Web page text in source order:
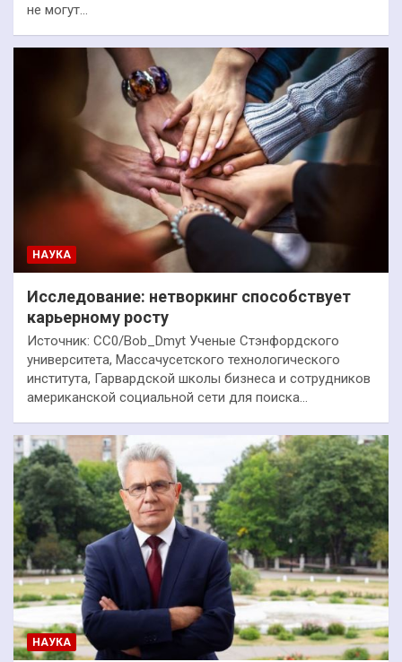
не могут…
НАУКА
Исследование: нетворкинг способствует
карьерному росту
Источник: CC0/Bob_Dmyt Ученые Стэнфордского
университета, Массачусетского технологического
института, Гарвардской школы бизнеса и сотрудников
американской социальной сети для поиска…
НАУКА